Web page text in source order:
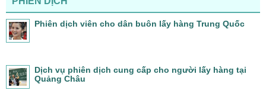
Phiên dịch viên cho dân buôn lấy hàng Trung Quốc
Dịch vụ phiên dịch cung cấp cho người lấy hàng tại
Quảng Châu